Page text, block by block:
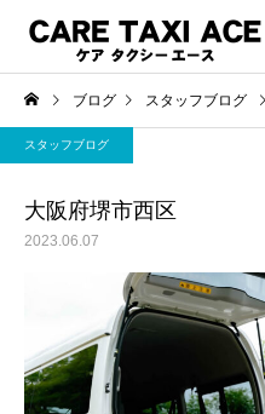
介護タクシー
スタッフブログ
夜間介護タクシーご利用
ブログ スタッフブログ
スタッフブログ
大阪府堺市西区
2023.06.07